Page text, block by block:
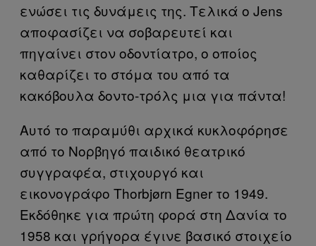
ενώσει τις δυνάμεις της. Τελικά ο Jens
αποφασίζει να σοβαρευτεί και
πηγαίνει στον οδοντίατρο, ο οποίος
καθαρίζει το στόμα του από τα
κακόβουλα δοντο-τρόλς μια για πάντα!
Αυτό το παραμύθι αρχικά κυκλοφόρησε
από το Νορβηγό παιδικό θεατρικό
συγγραφέα, στιχουργό και
εικονογράφο Thorbjørn Egner το 1949.
Εκδόθηκε για πρώτη φορά στη Δανία το
1958 και γρήγορα έγινε βασικό στοιχείο